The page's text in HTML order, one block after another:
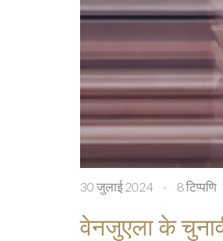
30 जुलाई 2024 · 8 टिप्पणि
वेनजुएला के